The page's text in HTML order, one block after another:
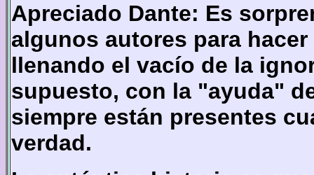
Apreciado Dante: Es
algunos autores para
llenando el vacío de la
supuesto, con la "ayuda"
siempre están presentes
verdad.